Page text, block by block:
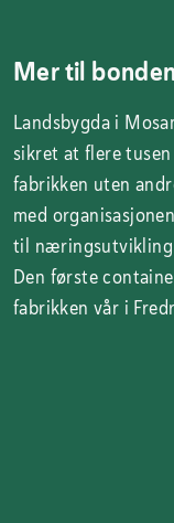
Mer til
Landsbygda i
sikret at flere
fabrikken uten
med
til næringsutvikling
Den første
fabrikken vår i